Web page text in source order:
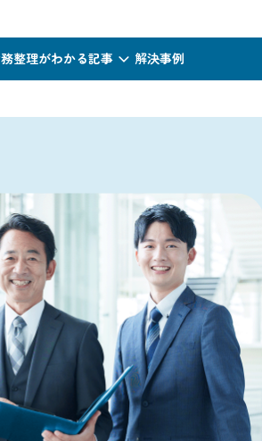
整理がわかる記事 解決事例